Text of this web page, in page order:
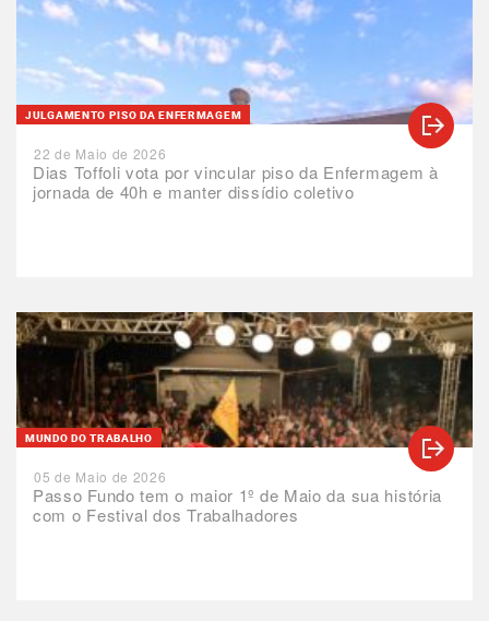
Dias Toffoli vota por vincular piso da Enfermagem à
jornada de 40h e manter dissídio coletivo
JULGAMENTO PISO DA ENFERMAGEM
22 de Maio de 2026
Passo Fundo tem o maior 1º de Maio da sua história
com o Festival dos Trabalhadores
MUNDO DO TRABALHO
05 de Maio de 2026